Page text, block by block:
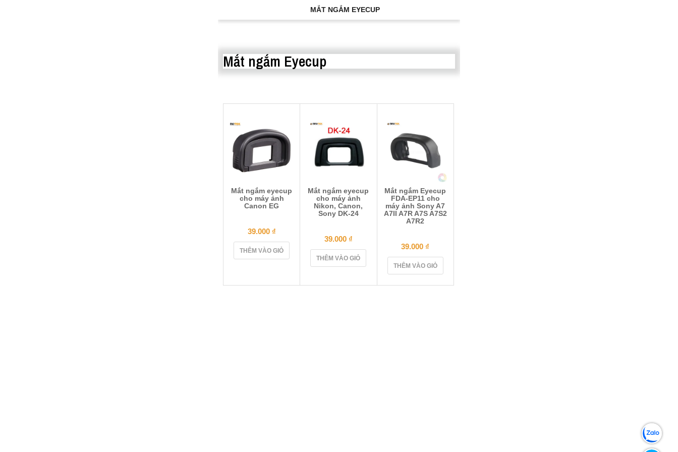
MẮT NGẮM EYECUP
Mắt ngắm Eyecup
Mắt ngắm eyecup
cho máy ảnh
Canon EG
39.000 ₫
THÊM VÀO GIỎ
Mắt ngắm eyecup
cho máy ảnh
Nikon, Canon,
Sony DK-24
39.000 ₫
THÊM VÀO GIỎ
Mắt ngắm Eyecup
FDA-EP11 cho
máy ảnh Sony A7
A7II A7R A7S A7S2
A7R2
39.000 ₫
THÊM VÀO GIỎ